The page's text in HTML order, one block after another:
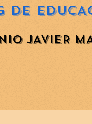
DE
JAVIER